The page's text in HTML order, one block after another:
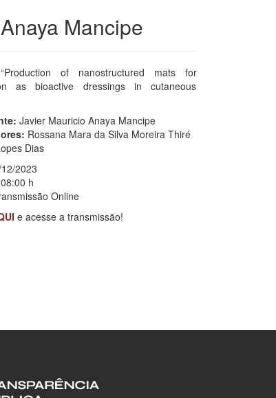
Mancipe
of nanostructured mats for
as bioactive dressings in cutaneous
Javier Mauricio Anaya Mancipe
Rossana Mara da Silva Moreira Thiré
Dias
2023
08:00 h
Online
e acesse a transmissão!